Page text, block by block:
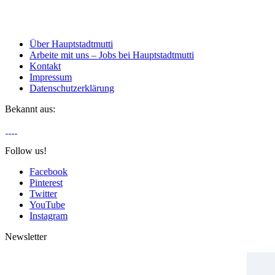
Über Hauptstadtmutti
Arbeite mit uns – Jobs bei Hauptstadtmutti
Kontakt
Impressum
Datenschutzerklärung
Bekannt aus:
Follow us!
Facebook
Pinterest
Twitter
YouTube
Instagram
Newsletter